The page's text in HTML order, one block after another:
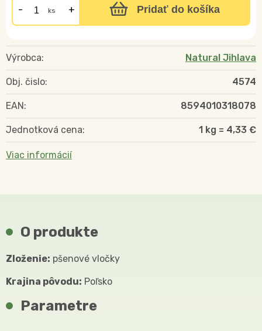
ks Pridať do košíka
Výrobca: Natural Jihlava
Obj. čislo: 4574
EAN: 8594010318078
Jednotková cena: 1 kg = 4,33 €
Viac informácií
O produkte
Zloženie: pšenové vločky
Krajina pôvodu: Poľsko
Parametre